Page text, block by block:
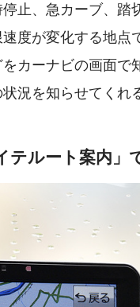
止、急カーブ、踏
度が変化する地点
カーナビの画面で
況を知らせてくれ
ルート案内」